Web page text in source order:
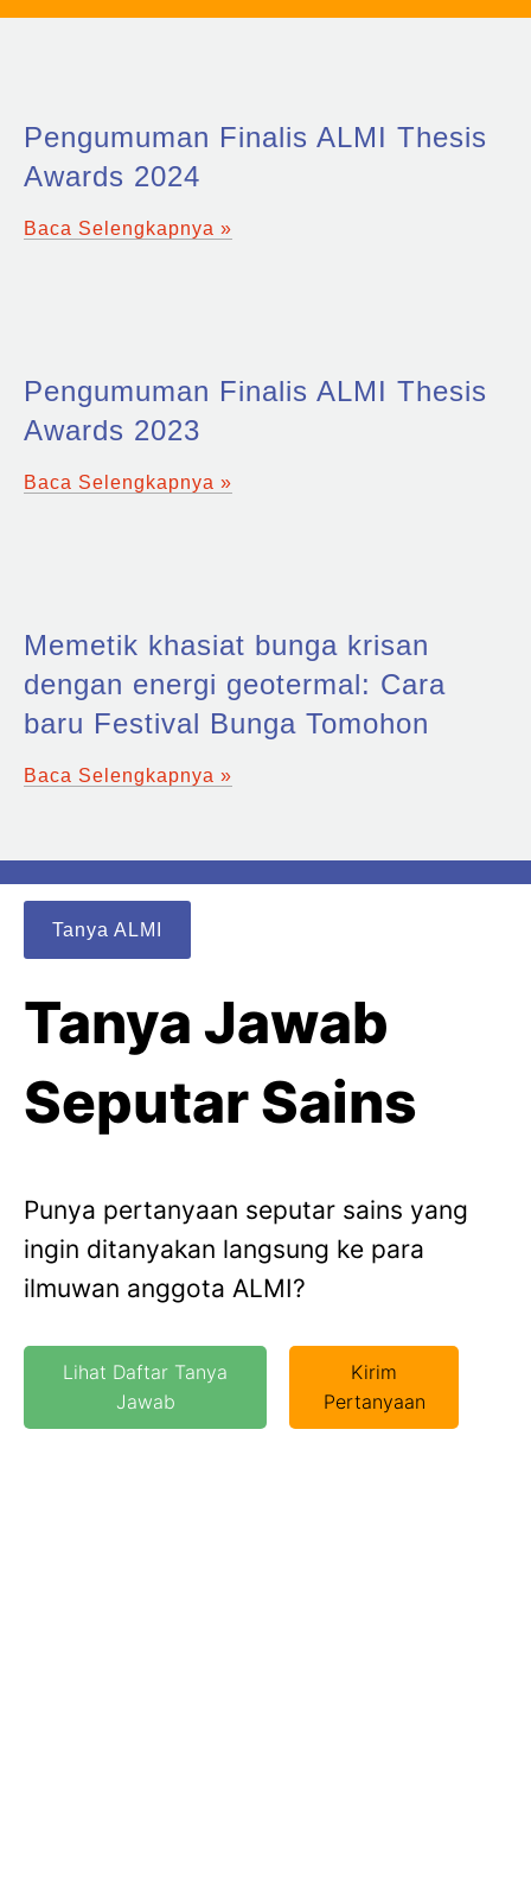
mengikuti KIMI IV Makassar.
Pengumuman Finalis ALMI Thesis
Awards 2024
Baca Selengkapnya »
Pengumuman Finalis ALMI Thesis
Awards 2023
Baca Selengkapnya »
Memetik khasiat bunga krisan
dengan energi geotermal: Cara
baru Festival Bunga Tomohon
Baca Selengkapnya »
Tanya ALMI
Tanya Jawab
Seputar Sains
Punya pertanyaan seputar sains yang
ingin ditanyakan langsung ke para
ilmuwan anggota ALMI?
Lihat Daftar Tanya
Jawab
Kirim
Pertanyaan